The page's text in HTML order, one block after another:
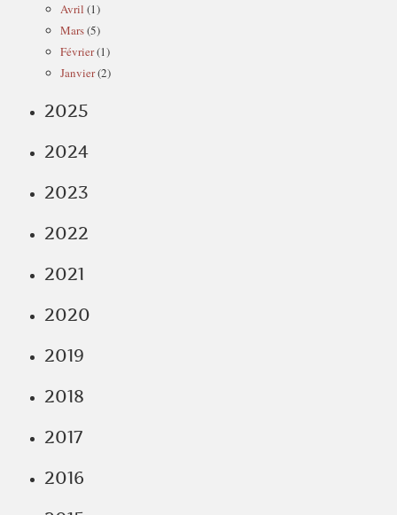
Avril (1)
Mars(5)
Février(1)
Janvier(2)
2025
2024
2023
2022
2021
2020
2019
2018
2017
2016